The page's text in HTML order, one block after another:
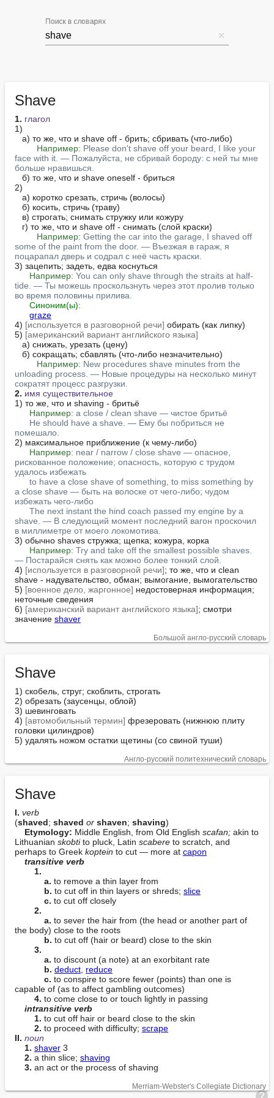
Поиск в словарях
Shave
1. глагол
1)
Например: Please don't shave off your beard, I like your
face with it. — Пожалуйста, не сбривай бороду: с ней ты мне
больше нравишься.
2)
Например: Getting the car into the garage, I shaved off
some of the paint from the door. — Въезжая в гараж, я
поцарапал дверь и содрал с неё часть краски.
3) зацепить; задеть, едва коснуться
Например: You can only shave through the straits at half-
tide. — Ты можешь проскользнуть через этот пролив только
во время половины прилива.
Синоним(ы):
graze
4) [используется в разговорной речи] обирать (как липку)
5) [американский вариант английского языка]
Например: New procedures shave minutes from the
unloading process. — Новые процедуры на несколько минут
сократят процесс разгрузки.
2. имя существительное
1) то же, что и shaving - бритьё
Например: a close / clean shave — чистое бритьё
He should have a shave. — Ему бы побриться не
помешало.
2) максимальное приближение (к чему-либо)
Например: near / narrow / close shave — опасное,
рискованное положение; опасность, которую с трудом
удалось избежать
to have a close shave of something, to miss something by
a close shave — быть на волоске от чего-либо; чудом
избежать чего-либо
The next instant the hind coach passed my engine by a
shave. — В следующий момент последний вагон проскочил
в миллиметре от моего локомотива.
3) обычно shaves стружка; щепка; кожура, корка
Например: Try and take off the smallest possible shaves.
— Постарайся снять как можно более тонкий слой.
4) [используется в разговорной речи]; то же, что и clean
shave - надувательство, обман; вымогание, вымогательство
5) [военное дело, жаргонное] недостоверная информация;
неточные сведения
6) [американский вариант английского языка]; смотри
значение shaver
Большой англо-русский словарь
Shave
1) скобель, струг; скоблить, строгать
2) обрезать (заусенцы, облой)
3) шевинговать
4) [автомобильный термин] фрезеровать (нижнюю плиту
головки цилиндров)
5) удалять ножом остатки щетины (со свиной туши)
Англо-русский политехнический словарь
Shave
I. verb
(shaved; shaved or shaven; shaving)
Etymology: Middle English, from Old English scafan; akin to
Lithuanian skobti to pluck, Latin scabere to scratch, and
perhaps to Greek koptein to cut — more at capon
transitive verb
1.
a. to remove a thin layer from
b. to cut off in thin layers or shreds; slice
c. to cut off closely
2.
a. to sever the hair from (the head or another part of
the body) close to the roots
b. to cut off (hair or beard) close to the skin
3.
a. to discount (a note) at an exorbitant rate
b. deduct reduce
c. to conspire to score fewer (points) than one is
capable of (as to affect gambling outcomes)
4. to come close to or touch lightly in passing
intransitive verb
1. to cut off hair or beard close to the skin
2. to proceed with difficulty; scrape
II. noun
1. shaver 3
2. a thin slice; shaving
3. an act or the process of shaving
Merriam-Webster's Collegiate Dictionary